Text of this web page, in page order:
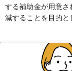
する補助金が用意されています。 葬儀
減することを目的と
自治体によって、